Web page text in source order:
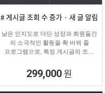
# 게시글 조회 수 증가 · 새 글 알림
낮은 인지도로 더딘 성장과 회원들간
의 소극적인 활동을 확 바꿔 줄
프로그램으로, 특정 게시글의 조회
카테고리에 새 글 알림 표시기능!
299,000 원